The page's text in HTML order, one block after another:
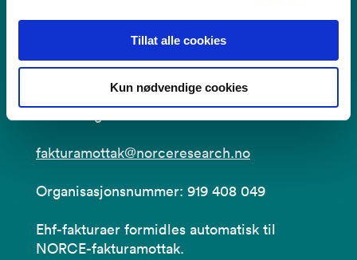
Tillat alle cookies
Kun nødvendige cookies
NORCE Research AS
Nygårdstangen
fakturamottak@norceresearch.no
Organisasjonsnummer: 919 408 049
Ehf-fakturaer formidles automatisk til
NORCE-fakturamottak.